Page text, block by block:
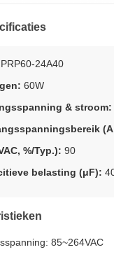
PRP60-24A40
60W
& stroom:
%/Typ.): 90
belasting (μF):
85~264VAC